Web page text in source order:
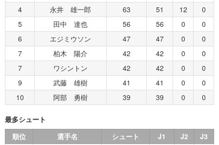
4
永井 雄一郎 63 51 12
0
5
田中 達也 56 56 0
0
6
エジミウソン 47 47 0
0
7
柏木 陽介 42 42 0
0
7
ワシントン 42 42 0
0
9
武藤 雄樹 41 41 0
0
10
阿部 勇樹 39 39 0 0
最多シュート
順位
選手名 シュート J1 J2
J3